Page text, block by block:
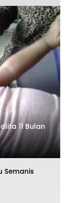
11 Bulan
Semanis